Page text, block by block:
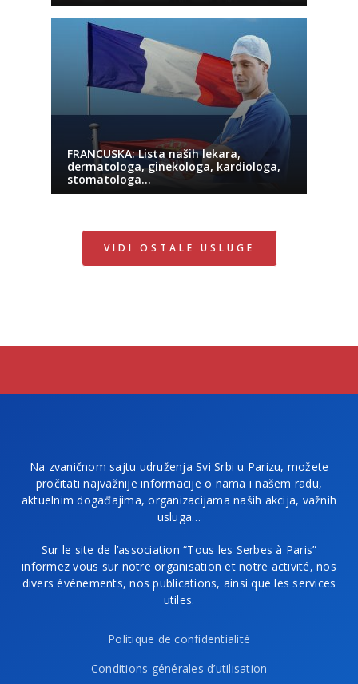
FRANCUSKA: Lista naših lekara,
dermatologa, ginekologa, kardiologa,
stomatologa…
VIDI OSTALE USLUGE
Na zvaničnom sajtu udruženja Svi Srbi u Parizu, možete
pročitati najvažnije informacije o nama i našem radu,
aktuelnim događajima, organizacijama naših akcija, važnih
usluga…
Sur le site de l’association “Tous les Serbes à Paris”
informez vous sur notre organisation et notre activité, nos
divers événements, nos publications, ainsi que les services
utiles.
Politique de confidentialité
Conditions générales d’utilisation